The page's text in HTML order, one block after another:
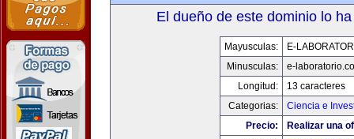
El dueño de este dominio lo
Mayusculas:
E-
Minusculas:
e-
Longitud:
13 caracteres
Categorias:
Ciencia e
Precio:
Realizar una